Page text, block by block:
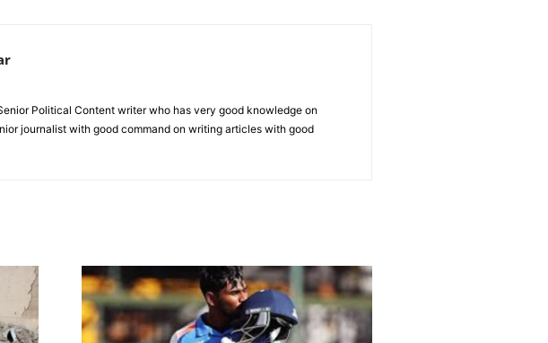
Political Content writer who has very good knowledge on
journalist with good command on writing articles with good